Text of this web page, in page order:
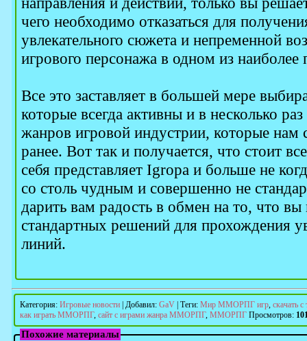
чего необходимо отказаться для
увлекательного сюжета и непременной
игрового персонажа в одном из
Все это заставляет в большей мере
которые всегда активны и в несколько
жанров игровой индустрии, которые нам
ранее. Вот так и получается, что стоит
себя представляет Igropa и больше не
со столь чудным и совершенно не
дарить вам радость в обмен на то, что вы
стандартных решений для прохождения
линий.
Категория: Игровые новости Добавил: GaV Теги: Мир ММОРПГ игр, скачать
как играть ММОРПГ, сайт с играми жанра ММОРПГ, ММОРПГ Просмотров:
Похожие материалы